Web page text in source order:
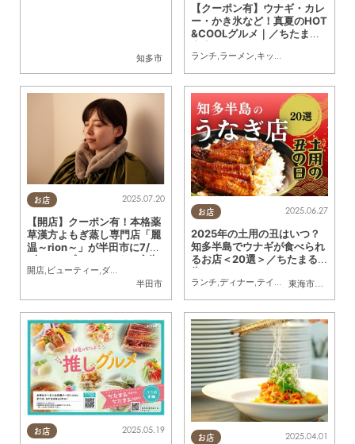
知多市
【クーポン有】ウナギ・カレ
ー・かき氷など！真夏のHOT
&COOLグルメ｜／ちたまる
ランチ,ラーメン,キッチンカー
お店
半田市
2025.07.20
【開店】クーポン有！本格薬
草漢方よもぎ蒸し専門店「麗
温～rion～」が半田市に7/31
(木)オープン／ちたまる広告
開店, ビューティー,ダイエット 専門店,ちたまる広告
お店
東海市
,大府市
2025.06.27
2025年の土用の丑はいつ？
知多半島でウナギが食べられ
るお店＜20選＞／ちたまる広
告
ランチ ディナー テイクアウト ,専門店
お店 2025.05.19
お店 2025.04.01